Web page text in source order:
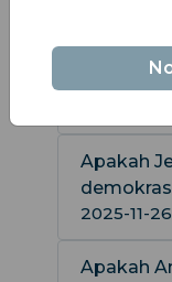
Jepang
Apakah
2025-11-26
Apakah